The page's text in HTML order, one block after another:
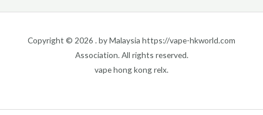
是
Copyright © 2026 . by Malaysia https://vape-hkworld.com
Association. All rights reserved.
vape hong kong relx.